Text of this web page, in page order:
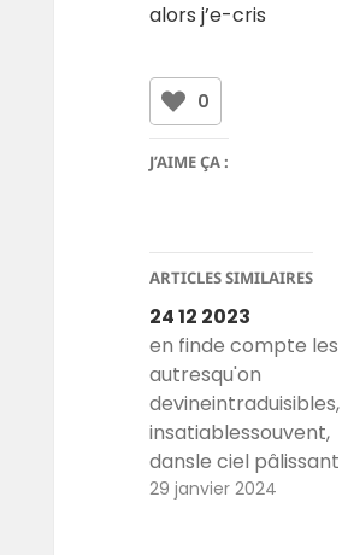
alors j’e-cris
0
J’AIME ÇA :
ARTICLES SIMILAIRES
24 12 2023
en finde compte les
autresqu'on
devineintraduisibles,
insatiablessouvent,
dansle ciel pâlissant
poème autodaté mais
29 janvier 2024